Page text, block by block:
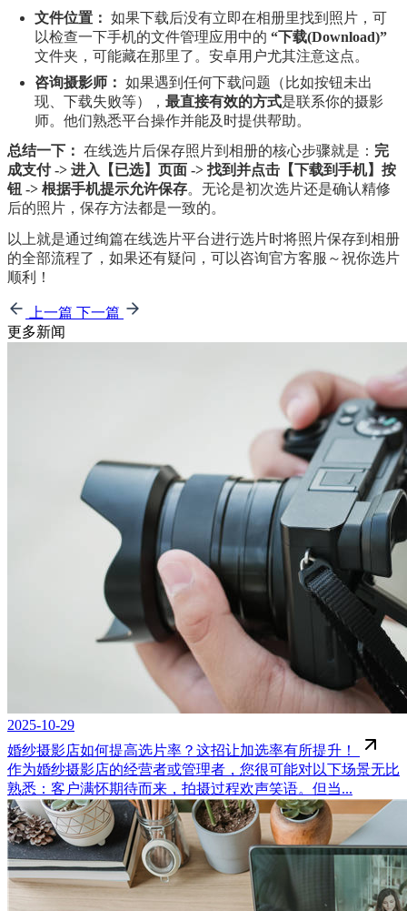
文件位置： 如果下载后没有立即在相册里找到照片，可
以检查一下手机的文件管理应用中的 “下载(Download)”
文件夹，可能藏在那里了。安卓用户尤其注意这点。
咨询摄影师： 如果遇到任何下载问题（比如按钮未出
现、下载失败等）， 最直接有效的方式是联系你的摄影
师。他们熟悉平台操作并能及时提供帮助。
总结一下： 在线选片后保存照片到相册的核心步骤就是： 完
成支付 -> 进入【已选】页面 -> 找到并点击【下载到手机】按
钮 -> 根据手机提示允许保存。无论是初次选片还是确认精修
后的照片，保存方法都是一致的。
以上就是通过绚篇在线选片平台进行选片时将照片保存到相册
的全部流程了，如果还有疑问，可以咨询官方客服～祝你选片
顺利！
上一篇 下一篇
更多新闻
2025-10-29
婚纱摄影店如何提高选片率？这招让加选率有所提升！
作为婚纱摄影店的经营者或管理者，您很可能对以下场景无比
熟悉：客户满怀期待而来，拍摄过程欢声笑语。但当...